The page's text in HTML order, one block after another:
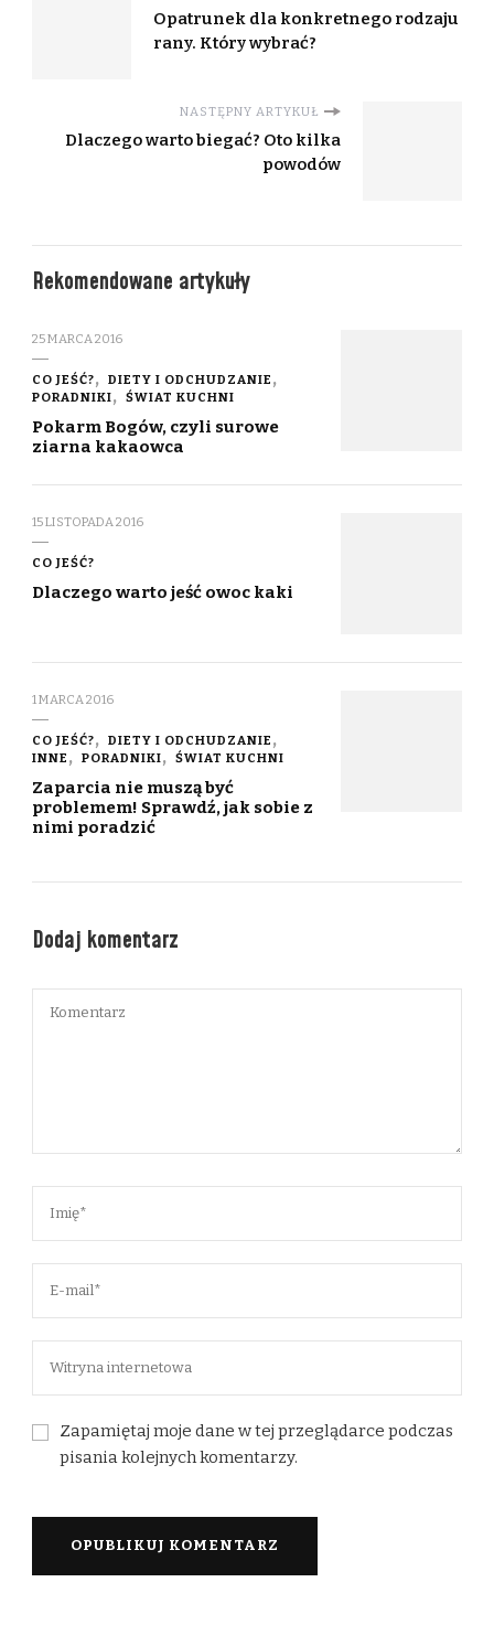
Opatrunek dla konkretnego rodzaju
rany. Który wybrać?
NASTĘPNY ARTYKUŁ
Dlaczego warto biegać? Oto kilka
powodów
Rekomendowane artykuły
25 MARCA 2016
CO JEŚĆ?
DIETY I ODCHUDZANIE
PORADNIKI
ŚWIAT KUCHNI
Pokarm Bogów, czyli surowe
ziarna kakaowca
15 LISTOPADA 2016
CO JEŚĆ?
Dlaczego warto jeść owoc kaki
1 MARCA 2016
CO JEŚĆ?
DIETY I ODCHUDZANIE
INNE
PORADNIKI ŚWIAT KUCHNI
Zaparcia nie muszą być
problemem! Sprawdź, jak sobie z
nimi poradzić
Dodaj komentarz
Zapamiętaj moje dane w tej przeglądarce podczas
pisania kolejnych komentarzy.